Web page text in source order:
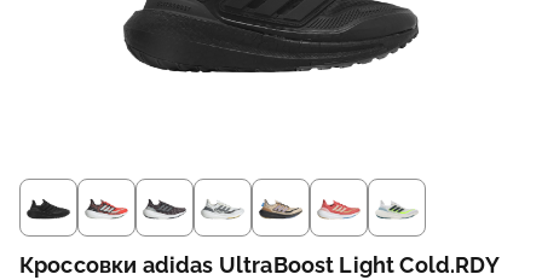
Кроссовки adidas UltraBoost Light Cold.RDY